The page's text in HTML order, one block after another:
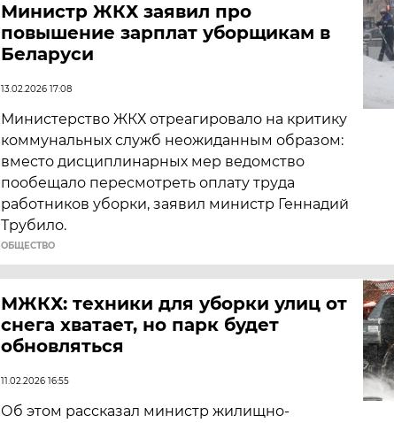
Министр ЖКХ заявил про
повышение зарплат уборщикам в
Беларуси
13.02.2026 17:08
Министерство ЖКХ отреагировало на критику
коммунальных служб неожиданным образом:
вместо дисциплинарных мер ведомство
пообещало пересмотреть оплату труда
работников уборки, заявил министр Геннадий
Трубило.
ОБЩЕСТВО
МЖКХ: техники для уборки улиц от
снега хватает, но парк будет
обновляться
11.02.2026 16:55
Об этом рассказал министр жилищно-